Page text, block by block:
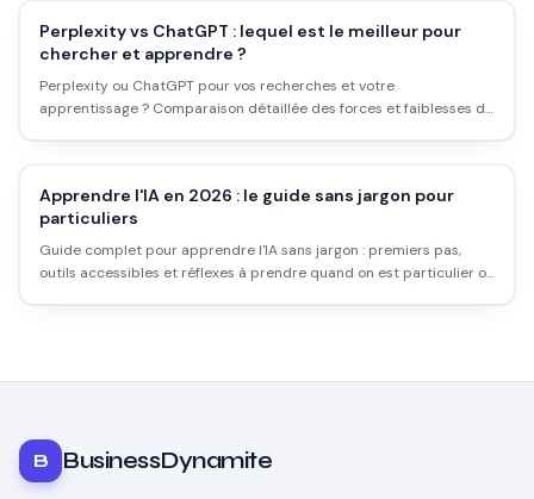
Perplexity vs ChatGPT : lequel est le meilleur pour
chercher et apprendre ?
Perplexity ou ChatGPT pour vos recherches et votre
apprentissage ? Comparaison détaillée des forces et faiblesses de
Apprendre l'IA en 2026 : le guide sans jargon pour
particuliers
Guide complet pour apprendre l'IA sans jargon : premiers pas,
outils accessibles et réflexes à prendre quand on est particulier ou
B BusinessDynamite